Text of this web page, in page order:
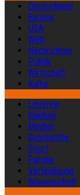
Deutschland
Europa
USA
Welt
Nachrichten
Politik
Wirtschaft
Kultur
Lifestyle
Glauben
Medien
Geschichte
Sport
Familie
Verteidigung
Wissenschaft